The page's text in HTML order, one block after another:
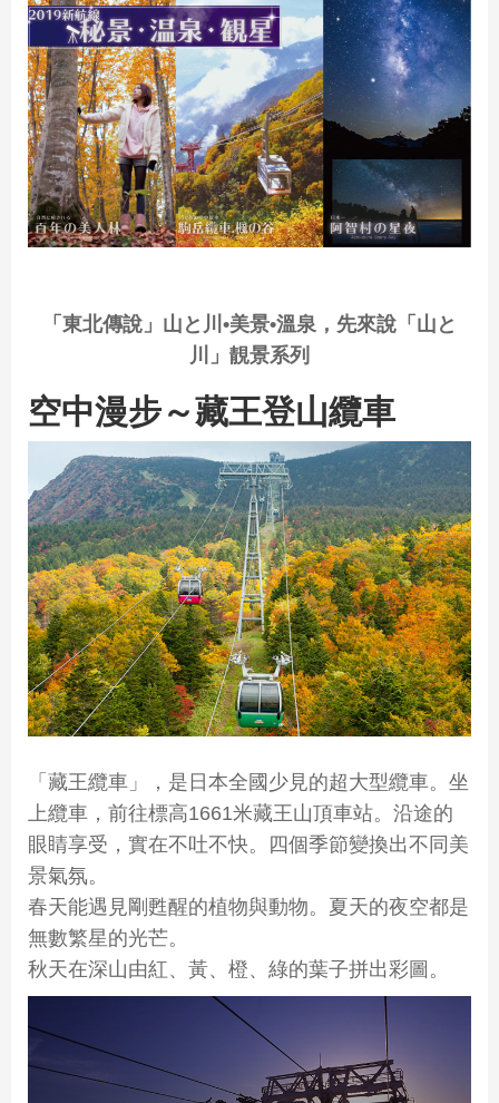
「東北傳說」山と川•美景•溫泉，先來說「山と
川」靚景系列
空中漫步～藏王登山纜車
「藏王纜車」，是日本全國少見的超大型纜車。坐
上纜車，前往標高1661米藏王山頂車站。沿途的
眼睛享受，實在不吐不快。四個季節變換出不同美
景氣氛。
春天能遇見剛甦醒的植物與動物。夏天的夜空都是
無數繁星的光芒。
秋天在深山由紅、黃、橙、綠的葉子拼出彩圖。